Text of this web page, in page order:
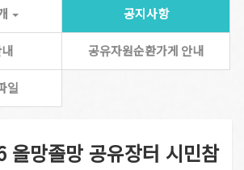
공지사항
공유자원순환가게 안내
일
올망졸망 공유장터 시민참